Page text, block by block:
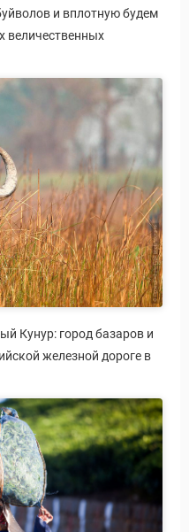
и вплотную будем
величественных
Кунур: город базаров и
железной дороге в